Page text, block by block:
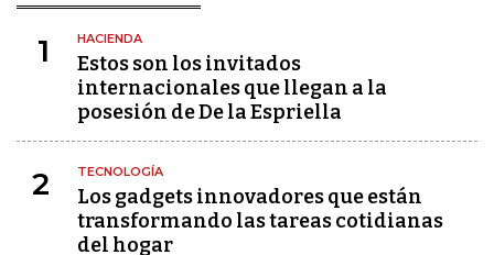
1 HACIENDA
Estos son los invitados
internacionales que llegan a la
posesión de De la Espriella
2 TECNOLOGÍA
Los gadgets innovadores que están
transformando las tareas cotidianas
del hogar